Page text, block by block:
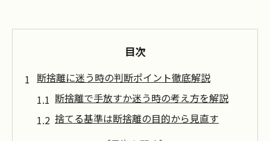
目次
断捨離に迷う時の判断ポイント徹底解説
断捨離で手放すか迷う時の考え方を解説
捨てる基準は断捨離の目的から見直す